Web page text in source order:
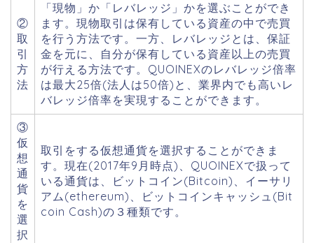
②
取
引
方
法
「現物」か「レバレッジ」かを選ぶことができ
ます。現物取引は保有している資産の中で売買
を行う方法です。一方、レバレッジとは、保証
金を元に、自分が保有している資産以上の売買
が行える方法です。QUOINEXのレバレッジ倍率
は最大25倍(法人は50倍)と、業界内でも高いレ
バレッジ倍率を実現することができます。
③
仮
想
通
貨
を
選
択
取引をする仮想通貨を選択することができま
す。現在(2017年9月時点)、QUOINEXで扱って
いる通貨は、ビットコイン(Bitcoin)、イーサリ
アム(ethereum)、ビットコインキャッシュ(Bit
coin Cash)の３種類です。